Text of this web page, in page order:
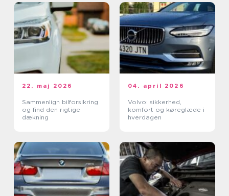
22. maj 2026
Sammenlign bilforsikring
og find den rigtige
dækning
04. april 2026
Volvo: sikkerhed,
komfort og køreglæde i
hverdagen